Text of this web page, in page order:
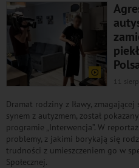
11
Dramat rodziny z Iławy,
synem z autyzmem, został
programie „Interwencja”. W
problemy, z jakimi borykają się
trudności z umieszczeniem go w
Społecznej.